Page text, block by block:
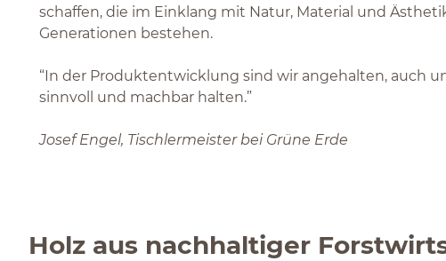
schaffen, die im Einklang mit Natur, Material und
Generationen bestehen.
“In der Produktentwicklung sind wir angehalten, auch
sinnvoll und machbar halten.”
Josef Engel, Tischlermeister bei Grüne Erde
Holz aus nachhaltiger